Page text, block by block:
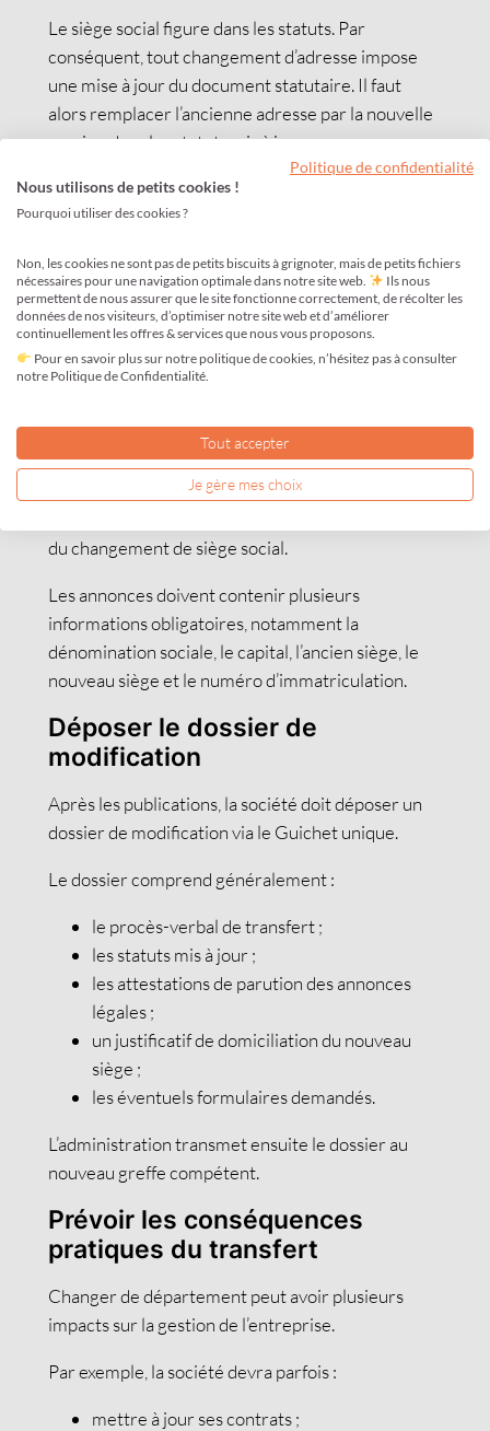
Le siège social figure dans les statuts. Par
conséquent, tout changement d’adresse impose
une mise à jour du document statutaire. Il faut
alors remplacer l’ancienne adresse par la nouvelle
version dans les statuts mis à jour.
Cette étape permet d’assurer la cohérence entre
les documents officiels de la société et sa situation
Publier les annonces légales
Lorsque le transfert intervient dans un autre
département, la société doit généralement publier
une dans le département de départ ;
une dans le département d’arrivée.
du changement de siège social.
Les annonces doivent contenir plusieurs
informations obligatoires, notamment la
dénomination sociale, le capital, l’ancien siège, le
nouveau siège et le numéro d’immatriculation.
Déposer le dossier de
modification
Après les publications, la société doit déposer un
dossier de modification via le Guichet unique.
Le dossier comprend généralement :
le procès-verbal de transfert ;
les statuts mis à jour ;
les attestations de parution des annonces
légales ;
un justificatif de domiciliation du nouveau
siège ;
les éventuels formulaires demandés.
L’administration transmet ensuite le dossier au
nouveau greffe compétent.
Prévoir les conséquences
pratiques du transfert
Changer de département peut avoir plusieurs
impacts sur la gestion de l’entreprise.
Par exemple, la société devra parfois :
mettre à jour ses contrats ;
Politique de confidentialité
Nous utilisons de petits cookies !
Pourquoi utiliser des cookies ?
Non, les cookies ne sont pas de petits biscuits à grignoter, mais de petits fichiers
nécessaires pour une navigation optimale dans notre site web.
Ils nous
permettent de nous assurer que le site fonctionne correctement, de récolter les
données de nos visiteurs, d’optimiser notre site web et d’améliorer
continuellement les offres & services que nous vous proposons.
Pour en savoir plus sur notre politique de cookies, n’hésitez pas à consulter
notre Politique de Confidentialité.
Tout accepter
Je gère mes choix